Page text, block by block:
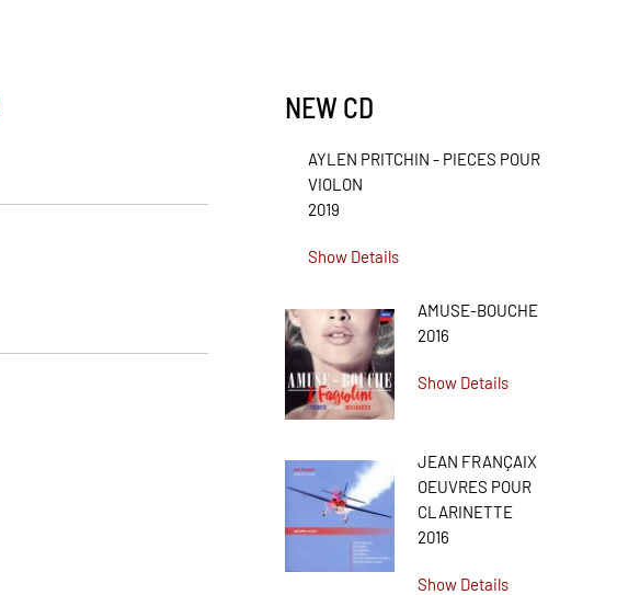
NEW CD
AYLEN PRITCHIN - PIECES POUR
VIOLON
2019
Show Details
AMUSE-BOUCHE
2016
Show Details
JEAN FRANÇAIX
OEUVRES POUR
CLARINETTE
2016
Show Details